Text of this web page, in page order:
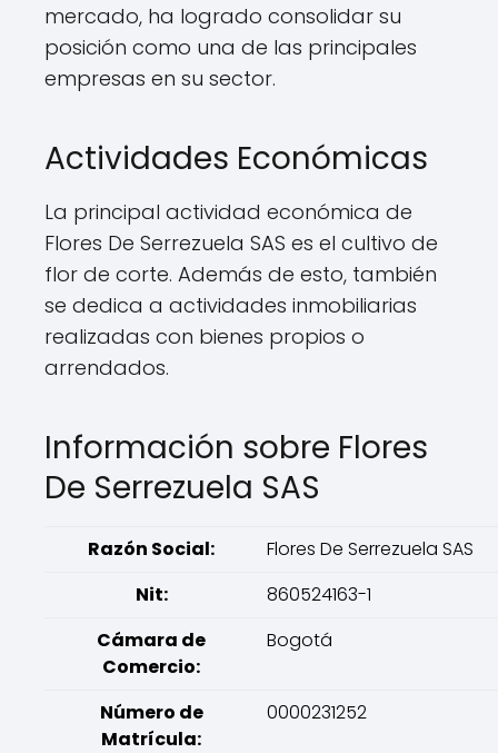
mercado, ha logrado consolidar su
posición como una de las principales
empresas en su sector.
Actividades Económicas
La principal actividad económica de
Flores De Serrezuela SAS es el cultivo de
flor de corte. Además de esto, también
se dedica a actividades inmobiliarias
realizadas con bienes propios o
arrendados.
Información sobre Flores
De Serrezuela SAS
Razón Social:
Flores De Serrezuela SAS
Nit:
860524163-1
Cámara de
Comercio:
Bogotá
Número de
Matrícula:
0000231252